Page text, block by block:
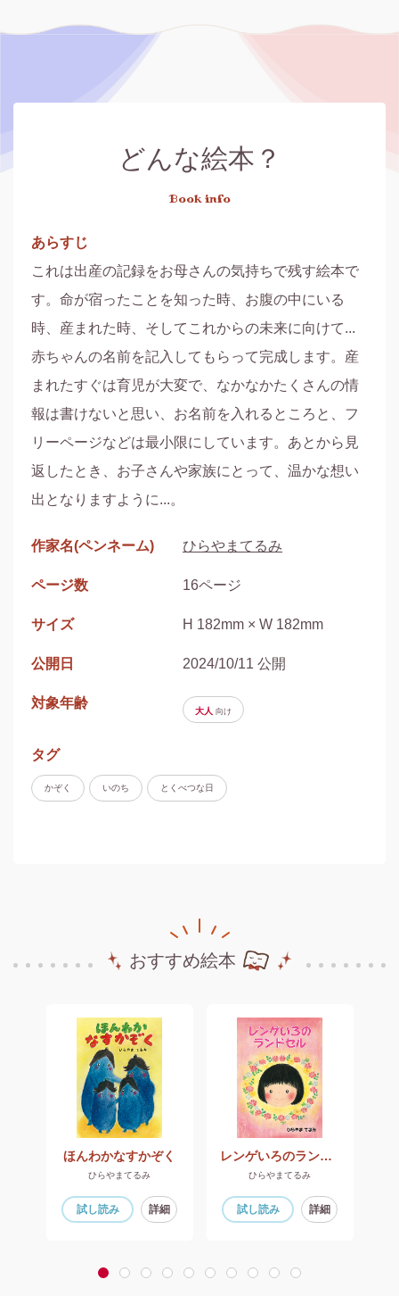
どんな絵本？
Book info
あらすじ
これは出産の記録をお母さんの気持ちで残す絵本で
す。命が宿ったことを知った時、お腹の中にいる
時、産まれた時、そしてこれからの未来に向けて...
赤ちゃんの名前を記入してもらって完成します。産
まれたすぐは育児が大変で、なかなかたくさんの情
報は書けないと思い、お名前を入れるところと、フ
リーページなどは最小限にしています。あとから見
返したとき、お子さんや家族にとって、温かな想い
出となりますように...。
作家名(ペンネーム) ひらやまてるみ
ページ数 16ページ
サイズ H 182mm × W 182mm
公開日 2024/10/11 公開
対象年齢
大人 向け
タグ
かぞく いのち とくべつな日
おすすめ絵本
ほんわかなすかぞく
ひらやまてるみ
試し読み 詳細
レンゲいろのランドセル
ひらやまてるみ
試し読み 詳細
1 2 3 4 5 6 7 8 9 10